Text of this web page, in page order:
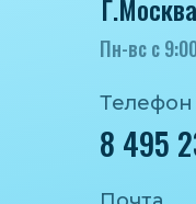
Пн-вс с
Телефон
8 495